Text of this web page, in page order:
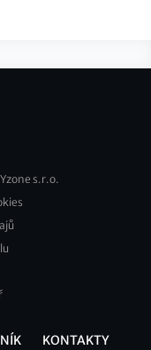
s.r.o.
KONTAKTY